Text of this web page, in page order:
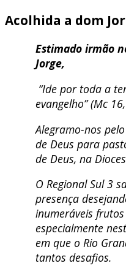
Acolhida a dom
Estimado irmão
Jorge,
“Ide por toda a
evangelho” (Mc
Alegramo-nos
de Deus para
de Deus, na
O Regional Sul 3
presença
inumeráveis
especialmente
em que o Rio
tantos desafios.